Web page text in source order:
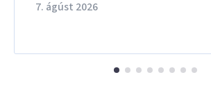
7. ágúst 2026